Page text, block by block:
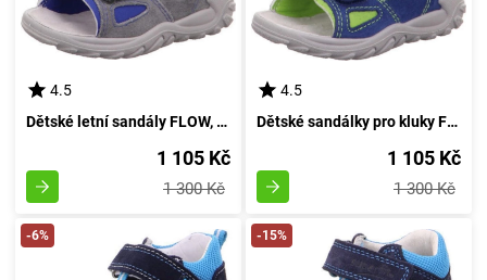
4.5
Dětské letní sandály FLOW, Superfit, velikost 25, šedé - model 4-09011-25
1 105 Kč
1 300 Kč
4.5
Dětské sandálky pro kluky FLOW, Superfit, 4-09011-81, odstín zelena - velikost 24
1 105 Kč
1 300 Kč
-6% -15%